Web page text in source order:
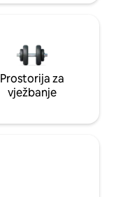
Prostorija za
vježbanje